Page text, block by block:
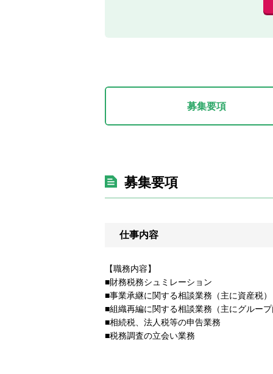
募集要項
募集要項
仕事内容
【職務内容】
■財務税務シュミレーション
■事業承継に関する相談業務（主に資産税）
■組織再編に関する相談業務（主にグルー
■相続税、法人税等の申告業務
■税務調査の立会い業務